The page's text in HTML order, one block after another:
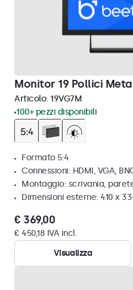
Monitor 19 Pollici
Articolo: 19VG7M
100+ pezzi disponibili
Formato 5:4
Connessioni: HDMI, VGA,
Montaggio: scrivania,
Dimensioni esterne: 410 x
€ 369,00
€ 450,18 IVA incl.
Visualizza